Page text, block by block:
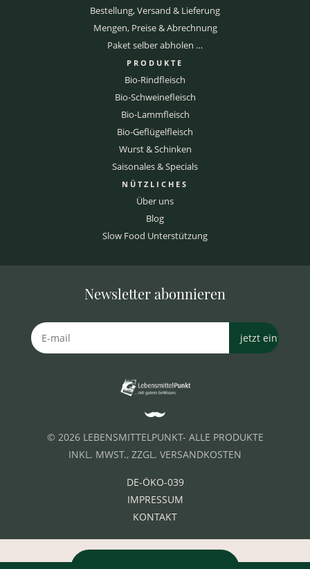
Bestellung, Versand & Lieferung
Mengen, Preise & Abrechnung
Paket selber abholen …
PRODUKTE
Bio-Rindfleisch
Bio-Schweinefleisch
Bio-Lammfleisch
Bio-Geflügelfleisch
Wurst & Schinken
Saisonales & Specials
NÜTZLICHES
Über uns
Blog
Slow Food Unterstützung
Newsletter abonnieren
© 2026 LEBENSMITTELPUNKT- ALLE PRODUKTE
INKL. MWST., ZZGL. VERSANDKOSTEN
DE-ÖKO-039
IMPRESSUM
KONTAKT